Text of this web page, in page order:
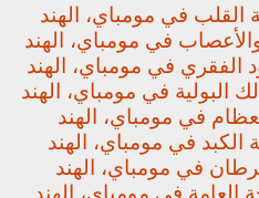
القلب في مومباي، الهند
في مومباي، الهند
الفقري في مومباي، الهند
في مومباي، الهند
في مومباي، الهند
الكبد في مومباي، الهند
في مومباي، الهند
العامة في مومباي، الهند